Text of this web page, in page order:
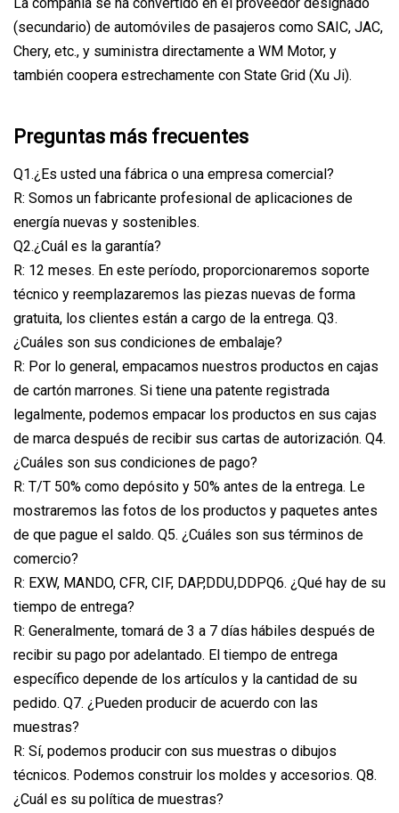
(secundario) de automóviles de pasajeros como SAIC, JAC,
Chery, etc., y suministra directamente a WM Motor, y
también coopera estrechamente con State Grid (Xu Ji).
Preguntas más frecuentes
Q1.¿Es usted una fábrica o una empresa comercial?
R: Somos un fabricante profesional de aplicaciones de
energía nuevas y sostenibles.
Q2.¿Cuál es la garantía?
R: 12 meses. En este período, proporcionaremos soporte
técnico y reemplazaremos las piezas nuevas de forma
gratuita, los clientes están a cargo de la entrega. Q3.
¿Cuáles son sus condiciones de embalaje?
R: Por lo general, empacamos nuestros productos en cajas
de cartón marrones. Si tiene una patente registrada
legalmente, podemos empacar los productos en sus cajas
de marca después de recibir sus cartas de autorización. Q4.
¿Cuáles son sus condiciones de pago?
R: T/T 50% como depósito y 50% antes de la entrega. Le
mostraremos las fotos de los productos y paquetes antes
de que pague el saldo. Q5. ¿Cuáles son sus términos de
comercio?
R: EXW, MANDO, CFR, CIF, DAP,DDU,DDPQ6. ¿Qué hay de su
tiempo de entrega?
R: Generalmente, tomará de 3 a 7 días hábiles después de
recibir su pago por adelantado. El tiempo de entrega
específico depende de los artículos y la cantidad de su
pedido. Q7. ¿Pueden producir de acuerdo con las
muestras?
R: Sí, podemos producir con sus muestras o dibujos
técnicos. Podemos construir los moldes y accesorios. Q8.
¿Cuál es su política de muestras?